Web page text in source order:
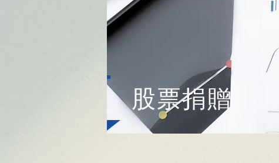
​股票捐贈